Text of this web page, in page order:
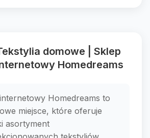
domowe | Sklep
Homedreams
Homedreams to
miejsce, które oferuje
asortyment